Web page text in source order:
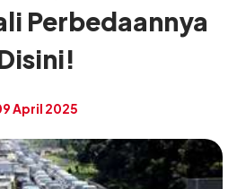
Perbedaannya
April 2025